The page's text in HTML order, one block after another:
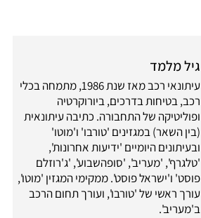
גיל מלמד
עיתונאי רכב מאז שנת 1986, מתמחה בכלי
רכב, בטיחות בדרכים, ביורוקרטיה
ופוליטיקה של התחבורה. כתיבה עיתונאית
(בין השאר) במגזינים 'טורבו' ו'מוטו'
ובעיתונים היומיים 'ידיעות אחרונות',
'טלגרף', 'מעריב', 'סופהשבוע', 'ג'רוזלם
פוסט' ו'ישראל פוסט'. ממקימי המגזין 'מוטו',
עורך ראשי של 'טורבו', ועורך תחום הרכב
ב'מעריב'.